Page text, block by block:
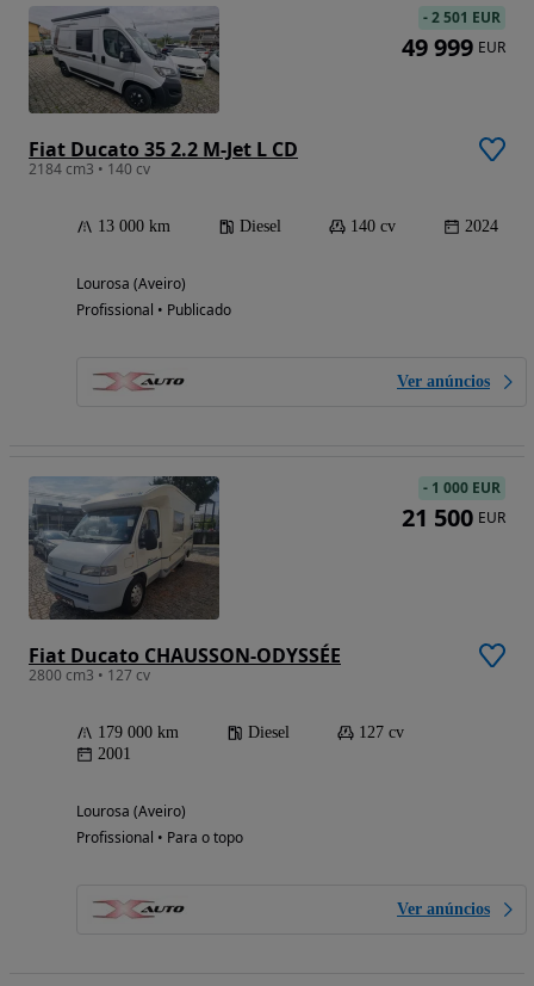
Fiat Ducato 35 2.2 M-Jet L CD
2184 cm3 • 140 cv
13 000 km Diesel 140 cv 2024
Lourosa (Aveiro)
Profissional • Publicado
Ver anúncios
-2 501 EUR
49 999 EUR
Fiat Ducato CHAUSSON-ODYSSÉE
2800 cm3 • 127 cv
179 000 km Diesel
127 cv
2001
Lourosa (Aveiro)
Profissional • Para o topo
Ver anúncios
- 1 000 EUR
21 500 EUR